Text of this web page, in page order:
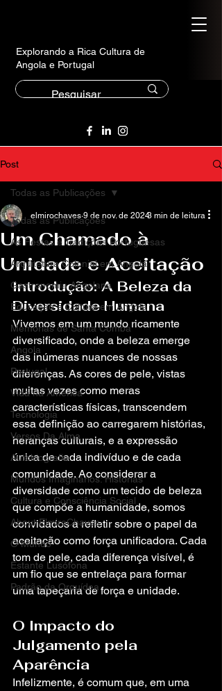
Explorando a Rica Cultura de
Angola e Portugal
Post
Todas as Publicações
As Festas e Tradições Portuguesas
Arquitetura Colonial em Angola
Gastronomia Angolana
Educação e Cultura em Angola
Memórias de Santa Comba
Angola
Portugal
Vida na America
Tecnologia
Versos Da Alma
Autobiografia
Mundos Imaginários: Histórias
Cultura e Consciência Social
About ElmiroChaves
O Mundo
Estante Lusófona
Padrão da Orquídea
Todas as Publicações
Um Chamado à
Unidade e Aceitação
elmirochaves 9 de nov. de 20243 min de leitura
Introdução: A Beleza da
Diversidade Humana
Vivemos em um mundo ricamente
diversificado, onde a beleza emerge
das inúmeras nuances de nossas
diferenças. As cores de pele, vistas
muitas vezes como meras
características físicas, transcendem
essa definição ao carregarem histórias,
heranças culturais, e a expressão
única de cada indivíduo e de cada
comunidade. Ao considerar a
diversidade como um tecido de beleza
que compõe a humanidade, somos
convidados a refletir sobre o papel da
aceitação como força unificadora. Cada
tom de pele, cada diferença visível, é
um fio que se entrelaça para formar
uma tapeçaria de força e unidade.
O Impacto do
Julgamento pela
Aparência
Infelizmente, é comum que, em uma